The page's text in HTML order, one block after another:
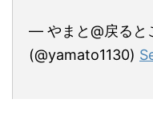
— やまと@戻ると
(@yamato1130)